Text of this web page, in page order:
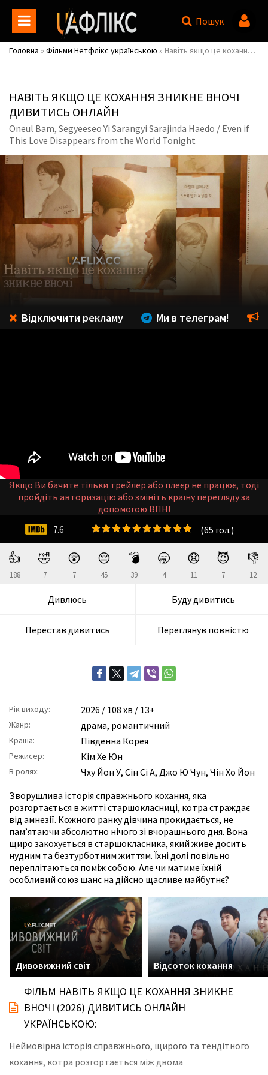
Пошук
Головна » Фільми Нетфлікс українською » Навіть якщо це кохання зникне вночі / Oneul Bam, Segyeeseo Yi Sarangyi Sarajinda Haedo / Even if This Love Disappears from the World Tonight
НАВІТЬ ЯКЩО ЦЕ КОХАННЯ ЗНИКНЕ ВНОЧІ
ДИВИТИСЬ ОНЛАЙН
Oneul Bam, Segyeeseo Yi Sarangyi Sarajinda Haedo / Even if
This Love Disappears from the World Tonight
👍
188
🤣
7
😲
7
😔
45
💣
39
🥱
4
😧
11
😈
7
👎
12
Дивлюсь Буду дивитись
Перестав дивитись Переглянув повністю
Рік виходу: 2026 / 108 хв / 13+
Жанр: драма, романтичний
Країна: Південна Корея
Режисер: Кім Хе Юн
В ролях: Чху Йон У, Сін Сі А, Джо Ю Чун, Чін Хо Йон
Зворушлива історія справжнього кохання, яка
розгортається в житті старшокласниці, котра страждає
від амнезії. Кожного ранку дівчина прокидається, не
пам’ятаючи абсолютно нічого зі вчорашнього дня. Вона
щиро закохується в старшокласника, який живе досить
нудним та безтурботним життям. Їхні долі повільно
переплітаються поміж собою. Але чи матиме їхній
особливий союз шанс на дійсно щасливе майбутнє?
(65 гол.)
7.6
Відключити рекламу Ми в телеграм!
Якщо Ви бачите тільки трейлер або плеєр не працює, тоді
пройдіть авторизацію або змініть країну перегляду за
допомогою ВПН!
Дивовижний світ Відсоток кохання
ФІЛЬМ НАВІТЬ ЯКЩО ЦЕ КОХАННЯ ЗНИКНЕ
ВНОЧІ (2026) ДИВИТИСЬ ОНЛАЙН
УКРАЇНСЬКОЮ:
Неймовірна історія справжнього, щирого та тендітного
кохання, котра розгортається між двома